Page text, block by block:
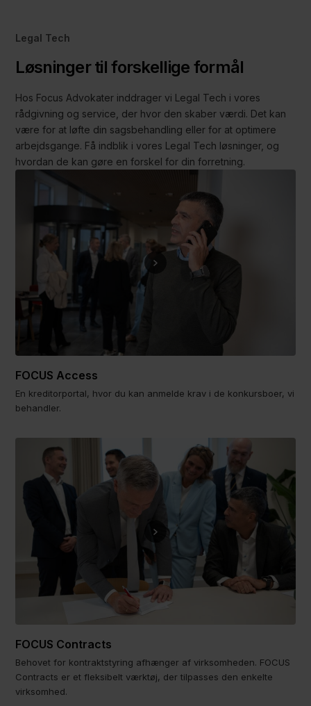
Legal Tech
Løsninger til forskellige formål
Hos Focus Advokater inddrager vi Legal Tech i vores
rådgivning og service, der hvor den skaber værdi. Det kan
være for at løfte din sagsbehandling eller for at optimere
arbejdsgange. Få indblik i vores Legal Tech løsninger, og
hvordan de kan gøre en forskel for din forretning.
FOCUS Access
En kreditorportal, hvor du kan anmelde krav i de konkursboer, vi
behandler.
FOCUS Contracts
Behovet for kontraktstyring afhænger af virksomheden. FOCUS
Contracts er et fleksibelt værktøj, der tilpasses den enkelte
virksomhed.